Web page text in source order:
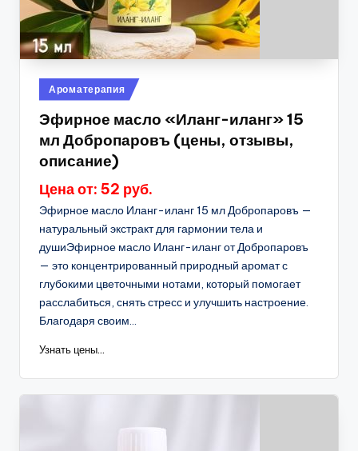
Опубликовано
в
Ароматерапия
Эфирное масло «Иланг-иланг» 15
мл Добропаровъ (цены, отзывы,
описание)
Цена от: 52 руб.
Эфирное масло Иланг-иланг 15 мл Добропаровъ —
натуральный экстракт для гармонии тела и
душиЭфирное масло Иланг-иланг от Добропаровъ
— это концентрированный природный аромат с
глубокими цветочными нотами, который помогает
расслабиться, снять стресс и улучшить настроение.
Благодаря своим...
Узнать цены...